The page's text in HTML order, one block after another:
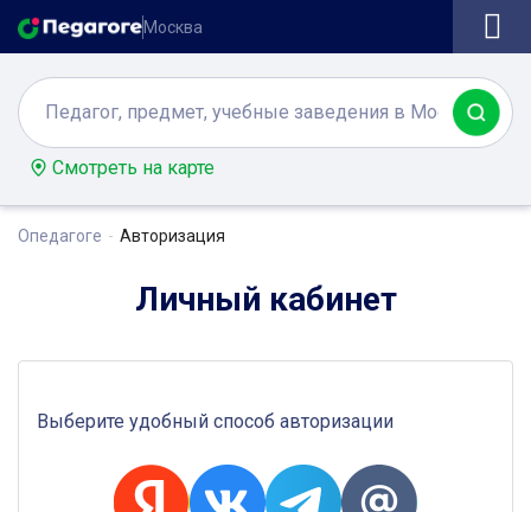
Москва
Смотреть на карте
Опедагоге Авторизация
Личный кабинет
Выберите удобный способ авторизации